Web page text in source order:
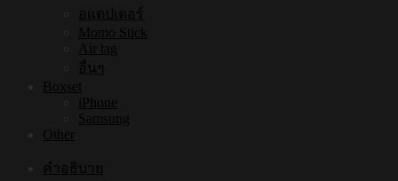
อแดปเตอร์
Momo Stick
Air tag
อื่นๆ
Boxset
iPhone
Samsung
Other
คำอธิบาย